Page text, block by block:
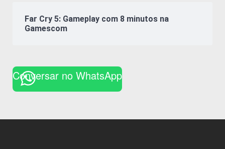
Far Cry 5: Gameplay com 8 minutos na
Gamescom
Conversar no WhatsApp